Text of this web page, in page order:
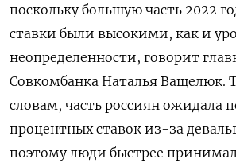
поскольку большую часть 2022
ставки были высокими, как и
неопределенности, говорит
Совкомбанка Наталья Ващелюк.
словам, часть россиян ожидала
процентных ставок из-за
поэтому люди быстрее